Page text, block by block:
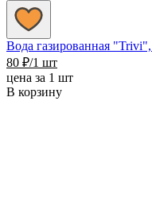
Вода газированная
80 ₽/1 шт
цена за 1 шт
В корзину